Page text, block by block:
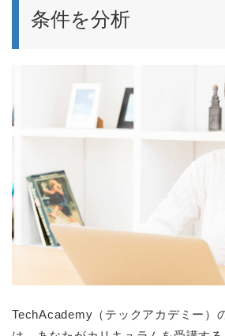
条件を分析
TechAcademy（テックアカデミー）